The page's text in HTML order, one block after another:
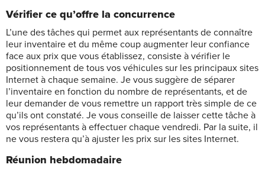
Vérifier ce qu’offre la concurrence
L’une des tâches qui permet aux représentants de connaître
leur inventaire et du même coup augmenter leur confiance
face aux prix que vous établissez, consiste à vérifier le
positionnement de tous vos véhicules sur les principaux sites
Internet à chaque semaine. Je vous suggère de séparer
l’inventaire en fonction du nombre de représentants, et de
leur demander de vous remettre un rapport très simple de ce
qu’ils ont constaté. Je vous conseille de laisser cette tâche à
vos représentants à effectuer chaque vendredi. Par la suite, il
ne vous restera qu’à ajuster les prix sur les sites Internet.
Réunion hebdomadaire